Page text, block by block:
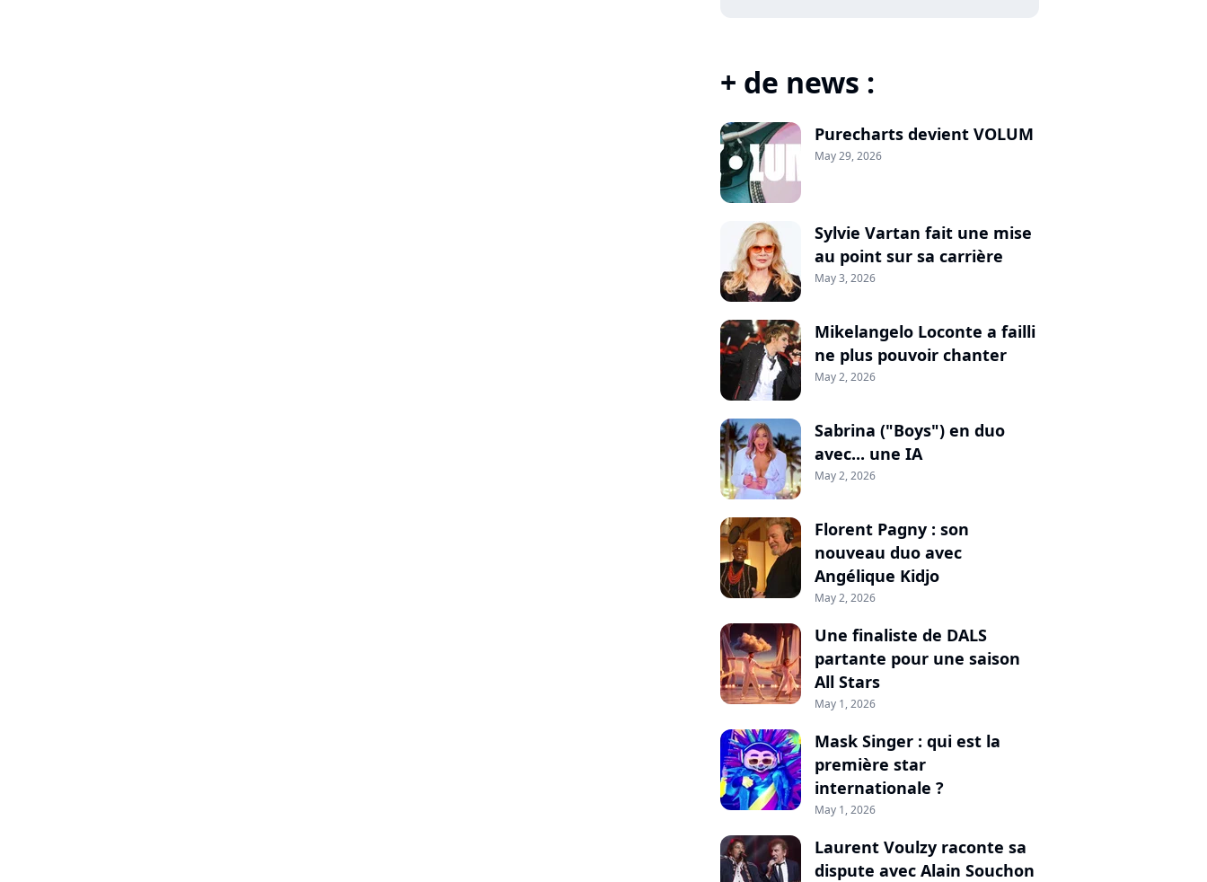
+ de news :
Purecharts devient VOLUM
May 29, 2026
Sylvie Vartan fait une mise
au point sur sa carrière
May 3, 2026
Mikelangelo Loconte a failli
ne plus pouvoir chanter
May 2, 2026
Sabrina ("Boys") en duo
avec... une IA
May 2, 2026
Florent Pagny : son
nouveau duo avec
Angélique Kidjo
May 2, 2026
Une finaliste de DALS
partante pour une saison
All Stars
May 1, 2026
Mask Singer : qui est la
première star
internationale ?
May 1, 2026
Laurent Voulzy raconte sa
dispute avec Alain Souchon